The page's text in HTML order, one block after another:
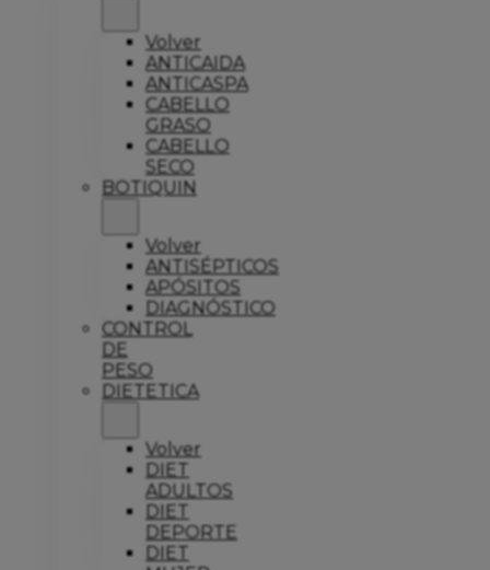
Volver
ANTICAIDA
ANTICASPA
CABELLO
GRASO
CABELLO
SECO
BOTIQUIN
Volver
ANTISÉPTICOS
APÓSITOS
DIAGNÓSTICO
CONTROL
DE
PESO
DIETETICA
Volver
DIET
ADULTOS
DIET
DEPORTE
DIET